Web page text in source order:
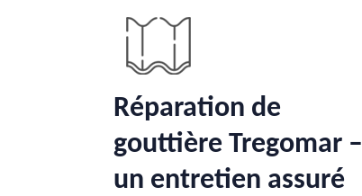
Réparation de
gouttière Tregomar –
un entretien assuré